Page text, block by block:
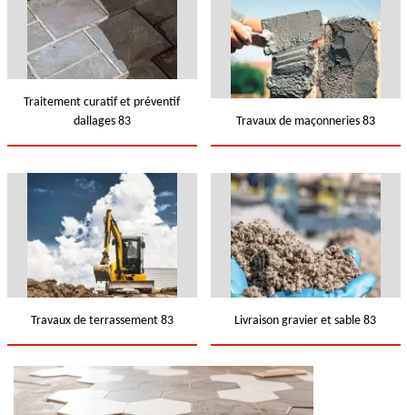
Traitement curatif et préventif
dallages 83
Travaux de maçonneries 83
Travaux de terrassement 83 Livraison gravier et sable 83